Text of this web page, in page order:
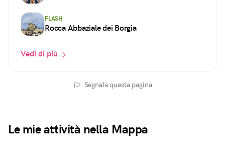
FLASH
Rocca Abbaziale dei Borgia
Vedi di più
Segnala questa pagina
Le mie attività nella Mappa